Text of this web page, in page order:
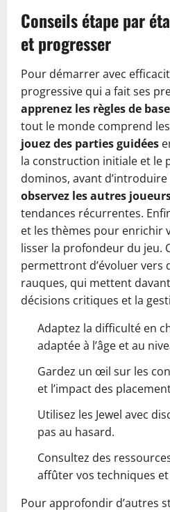
Conseils étape par
et progresser
Pour démarrer avec
progressive qui a fait ses
apprenez les règles de base
tout le monde comprend
jouez des parties guidées
la construction initiale et le
dominos, avant d’introduire
observez les autres
tendances récurrentes.
et les thèmes pour enrichir
lisser la profondeur du jeu.
permettront d’évoluer vers
rauques, qui mettent
décisions critiques et la
Adaptez la difficulté en
adaptée à l’âge et au
Gardez un œil sur les
et l’impact des
Utilisez les Jewel avec
pas au hasard.
Consultez des
affûter vos techniques
Pour approfondir d’autres